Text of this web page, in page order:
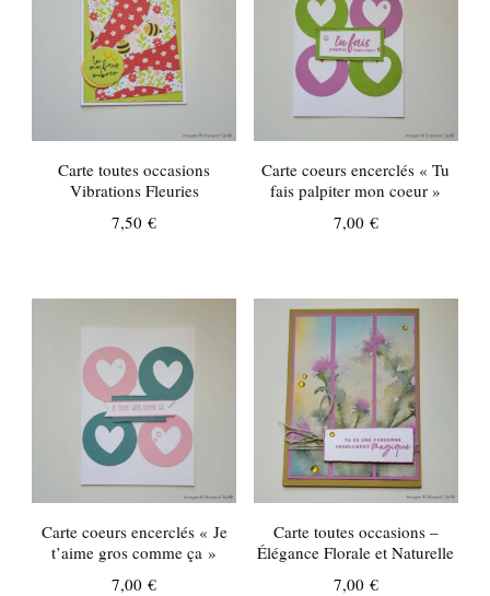
Carte toutes occasions
Vibrations Fleuries
7,50€
Carte coeurs encerclés « Tu
fais palpiter mon coeur »
7,00 €
Carte coeurs encerclés « Je
t’aime gros comme ça »
7,00€
Carte toutes occasions –
Élégance Florale et Naturelle
7,00 €